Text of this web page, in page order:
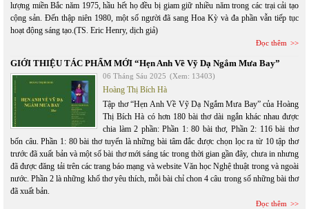
lượng miền Bắc năm 1975, hầu hết họ đều bị giam giữ nhiều năm trong các trại cải tạo
cộng sản. Đến thập niên 1980, một số người đã sang Hoa Kỳ và đa phần vẫn tiếp tục
hoạt động sáng tạo.(TS. Eric Henry, dịch giả)
Đọc thêm
GIỚI THIỆU TÁC PHẨM MỚI “Hẹn Anh Về Vỹ Dạ Ngắm Mưa Bay”
06 Tháng Sáu 2025 (Xem: 13403)
Hoàng Thị Bích Hà
Tập thơ “Hẹn Anh Về Vỹ Dạ Ngắm Mưa Bay” của Hoàng
Thị Bích Hà có hơn 180 bài thơ dài ngắn khác nhau được
chia làm 2 phần: Phần 1: 80 bài thơ, Phần 2: 116 bài thơ
bốn câu. Phần 1: 80 bài thơ tuyển là những bài tâm đắc được chọn lọc ra từ 10 tập thơ
trước đã xuất bản và một số bài thơ mới sáng tác trong thời gian gần đây, chưa in nhưng
đã được đăng tải trên các trang báo mạng và website Văn học Nghệ thuật trong và ngoài
nước. Phần 2 là những khổ thơ yêu thích, mỗi bài chỉ chon 4 câu trong số những bài thơ
đã xuất bản.
Đọc thêm